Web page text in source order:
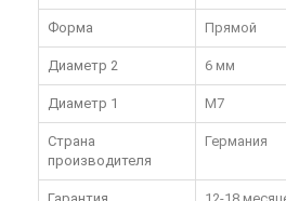
Форма Прямой
Диаметр 2 6 мм
Диаметр 1 M7
Страна
производителя
Германия